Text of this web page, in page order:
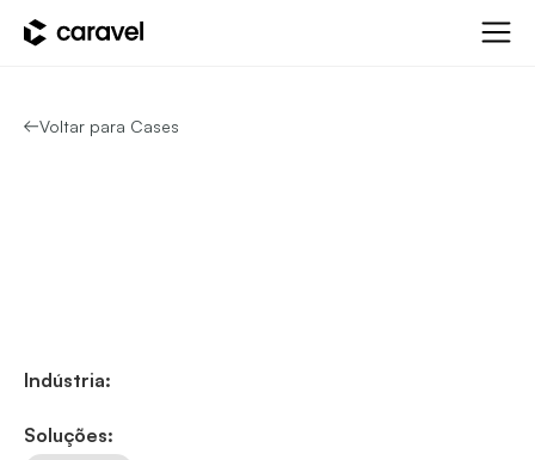
Voltar para Cases
Indústria:
Soluções: